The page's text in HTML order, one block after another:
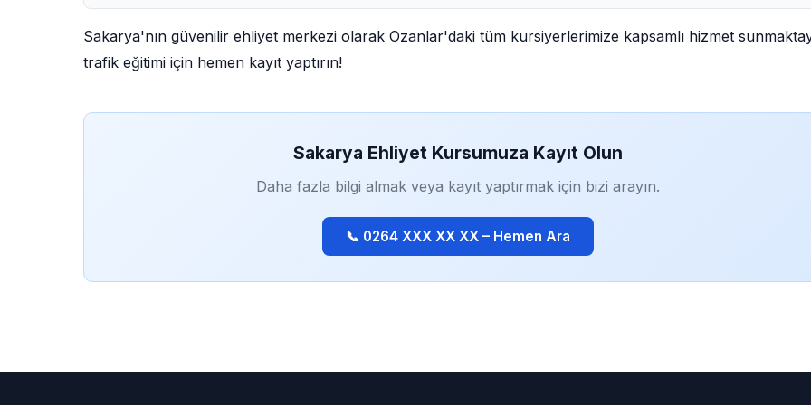
Sakarya'nın güvenilir ehliyet merkezi olarak Ozanlar'daki tüm kursiyerlerimize kapsamlı hizmet
trafik eğitimi için hemen kayıt yaptırın!
Sakarya Ehliyet Kursumuza Kayıt Olun
Daha fazla bilgi almak veya kayıt yaptırmak için bizi arayın.
📞 0264 XXX XX XX – Hemen Ara